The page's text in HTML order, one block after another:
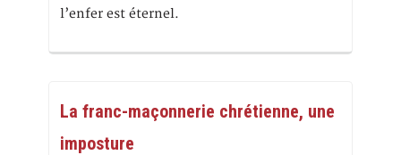
l’enfer est éternel.
La franc-maçonnerie chrétienne, une
imposture